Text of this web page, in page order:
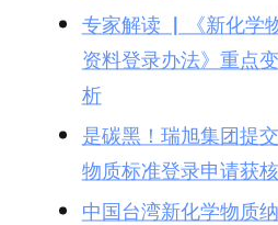
专家解读 ▏《新化学
资料登录办法》重点
析
是碳黑！瑞旭集团提
物质标准登录申请获
中国台湾新化学物质